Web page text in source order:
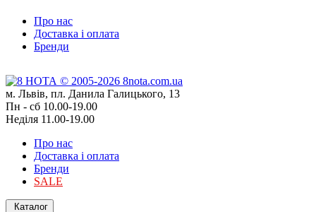
Про нас
Доставка і оплата
Бренди
м. Львів, пл. Данила Галицького, 13
Пн - сб 10.00-19.00
Неділя 11.00-19.00
Про нас
Доставка і оплата
Бренди
SALE
Каталог